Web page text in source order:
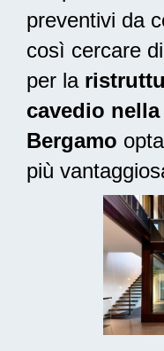
preventivi da
così cercare
per la
cavedio
Bergamo
più